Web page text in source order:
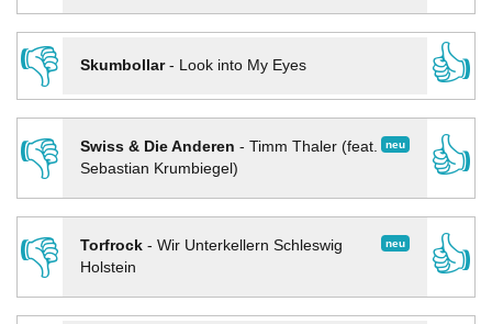
👎
Skumbollar- Look into My Eyes
👍
👎
neu
Swiss & Die Anderen - Timm Thaler (feat.
Sebastian Krumbiegel)
👍
👎 neu
Torfrock- Wir Unterkellern Schleswig
Holstein
👍